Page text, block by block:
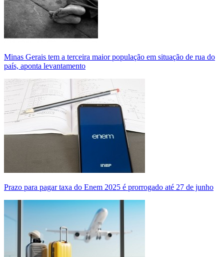
Minas Gerais tem a terceira maior população em situação de rua do
país, aponta levantamento
Prazo para pagar taxa do Enem 2025 é prorrogado até 27 de junho